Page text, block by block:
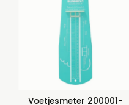
Voetjesmeter 200001-